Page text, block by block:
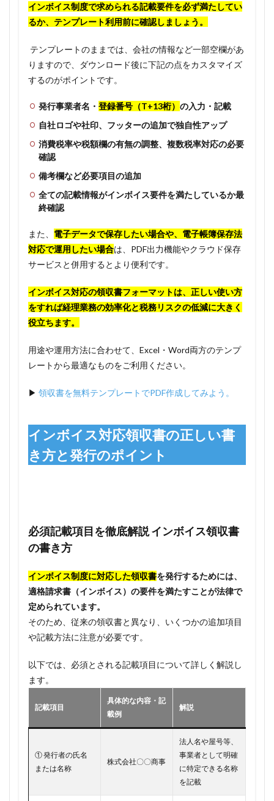
インボイス制度で求められる記載要件を必ず満たしてい
るか、テンプレート利用前に確認しましょう。
テンプレートのままでは、会社の情報など一部空欄があ
りますので、ダウンロード後に下記の点をカスタマイズ
するのがポイントです。
発行事業者名・ 登録番号（T+13桁） の入力・記載
自社ロゴや社印、フッターの追加で独自性アップ
消費税率や税額欄の有無の調整、複数税率対応の必要
確認
備考欄など必要項目の追加
全ての記載情報がインボイス要件を満たしているか最
終確認
また、 電子データで保存したい場合や、電子帳簿保存法
対応で運用したい場合は、PDF出力機能やクラウド保存
サービスと併用するとより便利です。
インボイス対応の領収書フォーマットは、正しい使い方
をすれば経理業務の効率化と税務リスクの低減に大きく
役立ちます。
用途や運用方法に合わせて、Excel・Word両方のテンプ
レートから最適なものをご利用ください。
▶ 領収書を無料テンプレートでPDF作成してみよう。
インボイス対応領収書の正しい書
き方と発行のポイント
必須記載項目を徹底解説 インボイス領収書
の書き方
インボイス制度に対応した領収書を発行するためには、
適格請求書（インボイス）の要件を満たすことが法律で
定められています。
そのため、従来の領収書と異なり、いくつかの追加項目
や記載方法に注意が必要です。
以下では、必須とされる記載項目について詳しく解説し
ます。
記載項目
具体的な内容・記
載例
解説
① 発行者の氏名
または名称
株式会社〇〇商事
法人名や屋号等、
事業者として明確
に特定できる名称
を記載